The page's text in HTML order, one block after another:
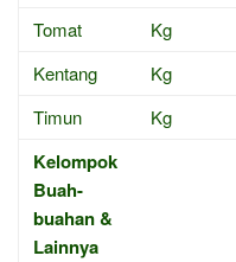
Tomat
Kg
Kentang
Kg
Timun
Kg
Kelompok
Buah-
buahan &
Lainnya